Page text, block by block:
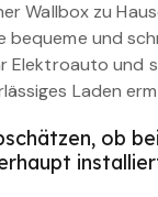
Wallbox zu
bequeme und
Elektroauto und
Laden
ob